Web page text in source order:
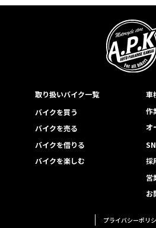
取り扱いバイク一覧
バイクを買う
バイクを売る
バイクを借りる
バイクを楽しむ
車
作
オ
採
営
お
プライバシーポリ